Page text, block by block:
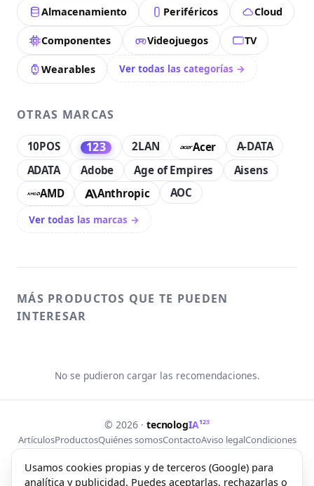
Almacenamiento Periféricos Cloud
Componentes Videojuegos TV
Wearables Ver todas las categorías →
OTRAS MARCAS
10POS 123 2LAN Acer
A-DATA
ADATA
Adobe Age of Empires
Aisens
AMD
Anthropic AOC
Ver todas las marcas →
MÁS PRODUCTOS QUE TE PUEDEN
INTERESAR
No se pudieron cargar las recomendaciones.
© 2026 · tecnologIA123
ArtículosProductosQuiénes somosContactoAviso legalCondiciones
Usamos cookies propias y de terceros (Google) para
analítica y publicidad. Puedes aceptarlas, rechazarlas o